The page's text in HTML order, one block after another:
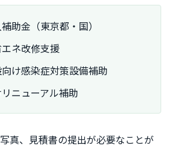
助金（東京都・国）
ネ改修支援
け感染症対策設備補助
ニューアル補助
真、見積書の提出が必要なことが